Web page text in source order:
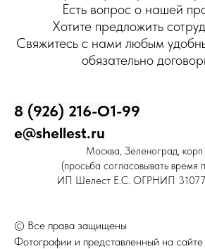
Есть вопрос о нашей
Хотите предложить
Свяжитесь с нами любым
обязательно
8 (926) 216-О1-99
e@shellest.ru
Москва, Зеленоград,
(просьба согласовывать время
ИП Шелест Е.С. ОГРНИП
© Все права защищены
Фотографии и представленный на сайте